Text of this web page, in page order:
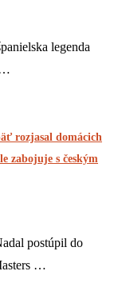
legenda
…
rozjasal domácich
zabojuje s českým
postúpil do
…